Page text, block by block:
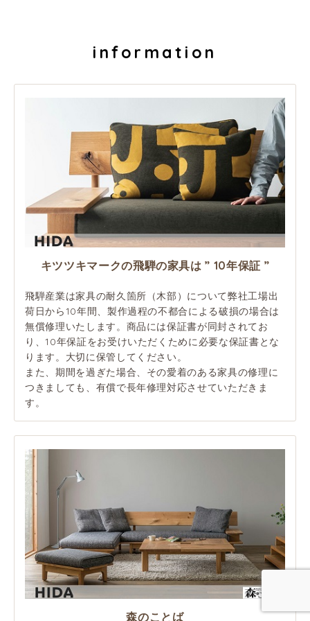
information
キツツキマークの飛騨の家具は ” 10年保証 ”
飛騨産業は家具の耐久箇所（木部）について弊社工場出
荷日から10年間、製作過程の不都合による破損の場合は
無償修理いたします。商品には保証書が同封されてお
り、10年保証をお受けいただくために必要な保証書とな
ります。大切に保管してください。
また、期間を過ぎた場合、その愛着のある家具の修理に
つきましても、有償で長年修理対応させていただきま
す。
森のことば